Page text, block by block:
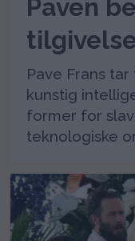
Paven
Pave Frans
kunstig
former for
teknologiske